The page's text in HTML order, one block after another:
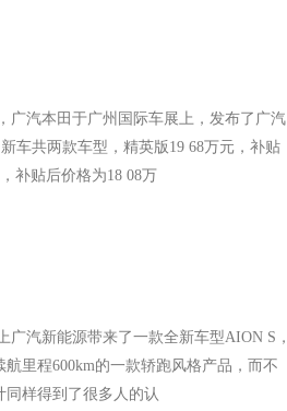
广汽本田于广州国际车展上，发布了广汽
车共两款车型，精英版19 68万元，补贴
补贴后价格为18 08万
广汽新能源带来了一款全新车型AION S，
里程600km的一款轿跑风格产品，而不
样得到了很多人的认